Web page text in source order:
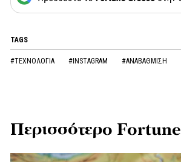
TAGS
#ΤΕΧΝΟΛΟΓΙΑ #INSTAGRAM #ΑΝΑΒΑΘΜΙΣΗ
Περισσότερο Fortune